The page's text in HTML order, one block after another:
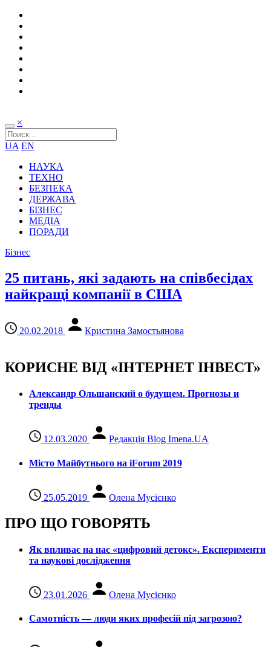
×
UA EN
НАУКА
ТЕХНО
БЕЗПЕКА
ДЕРЖАВА
БІЗНЕС
МЕДІА
ПОРАДИ
Бізнес
25 питань, які задають на співбесідах
найкращі компанії в США
20.02.2018 Кристина Замостьянова
КОРИСНЕ ВІД «ІНТЕРНЕТ ІНВЕСТ»
Александр Ольшанский о будущем. Прогнозы и
тренды
12.03.2020 Редакція Blog Imena.UA
Місто Майбутнього на iForum 2019
25.05.2019 Олена Мусієнко
ПРО ЩО ГОВОРЯТЬ
Як впливає на нас «цифровий детокс». Експерименти
та наукові дослідження
23.01.2026 Олена Мусієнко
Самотність — люди яких професій під загрозою?